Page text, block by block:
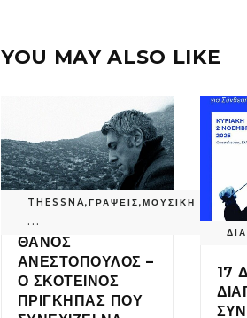
YOU MAY ALSO LIKE
THESSNA
...
,ΓΡΑΨΕΙΣ,ΜΟΥΣΙΚΗ
ΘΑΝΟΣ
ΑΝΕΣΤΟΠΟΥΛΟΣ –
Ο ΣΚΟΤΕΙΝΟΣ
ΠΡΙΓΚΗΠΑΣ ΠΟΥ
17